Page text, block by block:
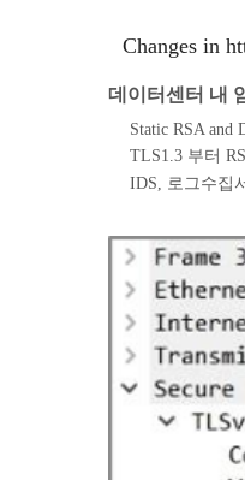
Changes in
데이터센터 내
Static RSA and
TLS1.3 부터
IDS, 로그수집